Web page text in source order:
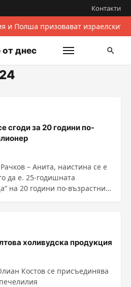
Контакти
и Полша призовават
от днес
сгоди за 20 години по-
– Анита, наистина се е
да е. 25-годишната
на 20 години по-възрастния
холивудска продукция
Костов се присъединява